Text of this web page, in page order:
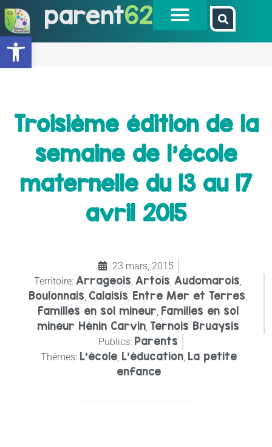
Ouvrir la barre d’outils
parent62
Troisième édition de la
semaine de l’école
maternelle du 13 au 17
avril 2015
23 mars, 2015
Territoire: Arrageois Artois Audomarois
Boulonnais Calaisis Entre Mer et Terres
Familles en sol mineur Familles en sol
mineur Hénin Carvin, Ternois Bruaysis
Publics: Parents
Thèmes: L'école, L'éducation, La petite
enfance